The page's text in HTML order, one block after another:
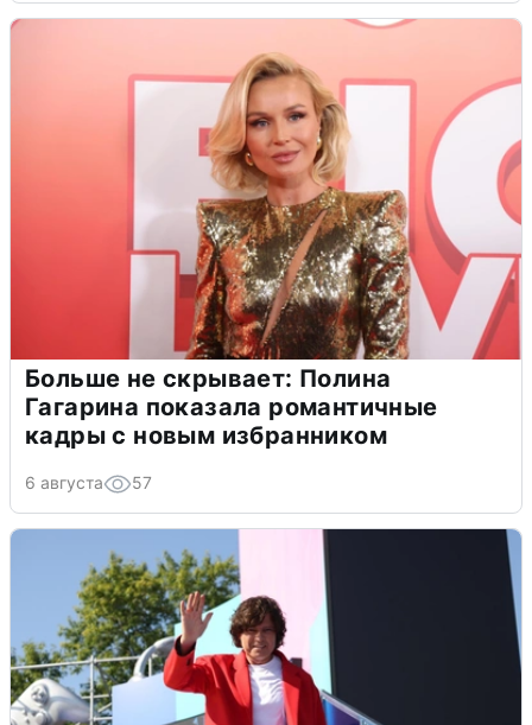
Больше не скрывает: Полина
Гагарина показала романтичные
кадры с новым избранником
6 августа 57